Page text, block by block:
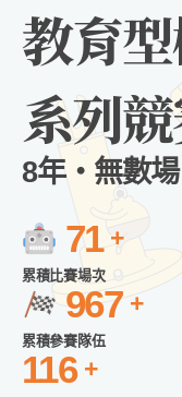
教育
系列
8年・無數
71
累積比賽場次
967
累積參賽隊伍
116